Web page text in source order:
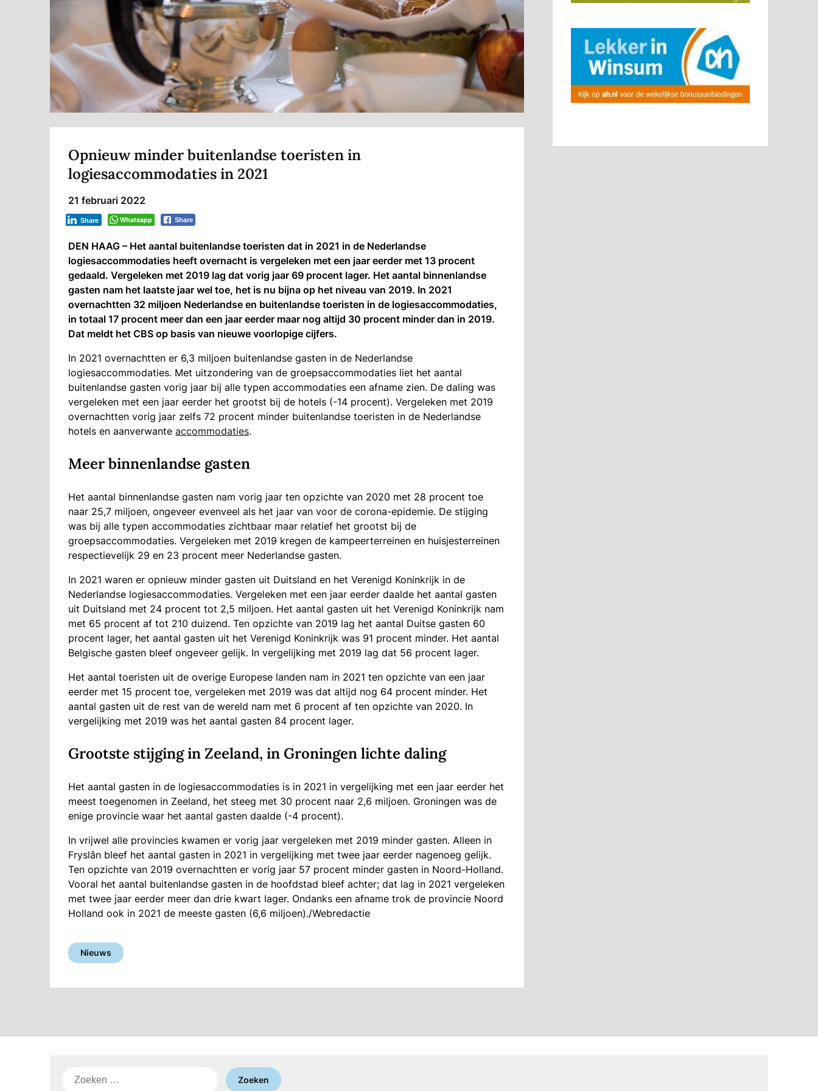
Opnieuw minder buitenlandse toeristen in
logiesaccommodaties in 2021
21 februari 2022
Whatsapp Share
Share
DEN HAAG – Het aantal buitenlandse toeristen dat in 2021 in de Nederlandse
logiesaccommodaties heeft overnacht is vergeleken met een jaar eerder met 13 procent
gedaald. Vergeleken met 2019 lag dat vorig jaar 69 procent lager. Het aantal binnenlandse
gasten nam het laatste jaar wel toe, het is nu bijna op het niveau van 2019. In 2021
overnachtten 32 miljoen Nederlandse en buitenlandse toeristen in de logiesaccommodaties,
in totaal 17 procent meer dan een jaar eerder maar nog altijd 30 procent minder dan in 2019.
Dat meldt het CBS op basis van nieuwe voorlopige cijfers.
In 2021 overnachtten er 6,3 miljoen buitenlandse gasten in de Nederlandse
logiesaccommodaties. Met uitzondering van de groepsaccommodaties liet het aantal
buitenlandse gasten vorig jaar bij alle typen accommodaties een afname zien. De daling was
vergeleken met een jaar eerder het grootst bij de hotels (-14 procent). Vergeleken met 2019
overnachtten vorig jaar zelfs 72 procent minder buitenlandse toeristen in de Nederlandse
hotels en aanverwante accommodaties.
Meer binnenlandse gasten
Het aantal binnenlandse gasten nam vorig jaar ten opzichte van 2020 met 28 procent toe
naar 25,7 miljoen, ongeveer evenveel als het jaar van voor de corona-epidemie. De stijging
was bij alle typen accommodaties zichtbaar maar relatief het grootst bij de
groepsaccommodaties. Vergeleken met 2019 kregen de kampeerterreinen en huisjesterreinen
respectievelijk 29 en 23 procent meer Nederlandse gasten.
In 2021 waren er opnieuw minder gasten uit Duitsland en het Verenigd Koninkrijk in de
Nederlandse logiesaccommodaties. Vergeleken met een jaar eerder daalde het aantal gasten
uit Duitsland met 24 procent tot 2,5 miljoen. Het aantal gasten uit het Verenigd Koninkrijk nam
met 65 procent af tot 210 duizend. Ten opzichte van 2019 lag het aantal Duitse gasten 60
procent lager, het aantal gasten uit het Verenigd Koninkrijk was 91 procent minder. Het aantal
Belgische gasten bleef ongeveer gelijk. In vergelijking met 2019 lag dat 56 procent lager.
Het aantal toeristen uit de overige Europese landen nam in 2021 ten opzichte van een jaar
eerder met 15 procent toe, vergeleken met 2019 was dat altijd nog 64 procent minder. Het
aantal gasten uit de rest van de wereld nam met 6 procent af ten opzichte van 2020. In
vergelijking met 2019 was het aantal gasten 84 procent lager.
Grootste stijging in Zeeland, in Groningen lichte daling
Het aantal gasten in de logiesaccommodaties is in 2021 in vergelijking met een jaar eerder het
meest toegenomen in Zeeland, het steeg met 30 procent naar 2,6 miljoen. Groningen was de
enige provincie waar het aantal gasten daalde (-4 procent).
In vrijwel alle provincies kwamen er vorig jaar vergeleken met 2019 minder gasten. Alleen in
Fryslân bleef het aantal gasten in 2021 in vergelijking met twee jaar eerder nagenoeg gelijk.
Ten opzichte van 2019 overnachtten er vorig jaar 57 procent minder gasten in Noord-Holland.
Vooral het aantal buitenlandse gasten in de hoofdstad bleef achter; dat lag in 2021 vergeleken
met twee jaar eerder meer dan drie kwart lager. Ondanks een afname trok de provincie Noord
Holland ook in 2021 de meeste gasten (6,6 miljoen)./Webredactie
Nieuws
Zoeken